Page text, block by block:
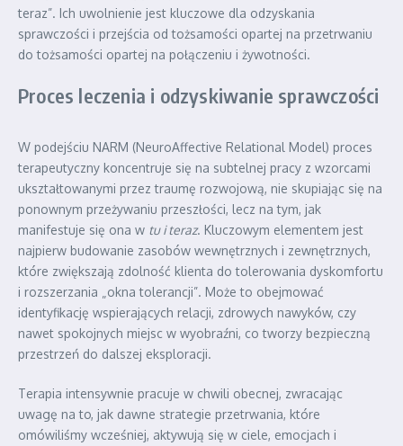
teraz”. Ich uwolnienie jest kluczowe dla odzyskania
sprawczości i przejścia od tożsamości opartej na przetrwaniu
do tożsamości opartej na połączeniu i żywotności.
Proces leczenia i odzyskiwanie sprawczości
W podejściu NARM (NeuroAffective Relational Model) proces
terapeutyczny koncentruje się na subtelnej pracy z wzorcami
ukształtowanymi przez traumę rozwojową, nie skupiając się na
ponownym przeżywaniu przeszłości, lecz na tym, jak
manifestuje się ona w tu i teraz. Kluczowym elementem jest
najpierw budowanie zasobów wewnętrznych i zewnętrznych,
które zwiększają zdolność klienta do tolerowania dyskomfortu
i rozszerzania „okna tolerancji”. Może to obejmować
identyfikację wspierających relacji, zdrowych nawyków, czy
nawet spokojnych miejsc w wyobraźni, co tworzy bezpieczną
przestrzeń do dalszej eksploracji.
Terapia intensywnie pracuje w chwili obecnej, zwracając
uwagę na to, jak dawne strategie przetrwania, które
omówiliśmy wcześniej, aktywują się w ciele, emocjach i